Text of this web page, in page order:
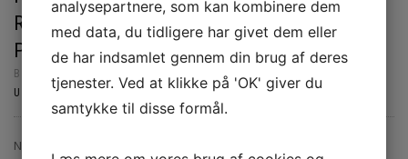
RENGØRING I NYKØBING FALSTER TIL
PRIVATE OG VIRKSOMHEDER
BY OKTOBER 8, 2025
UNCATEGORIZED
Når man søger professionel rengøring i Nykøbing Falster, er det
analysepartnere, som kan kombinere dem
med data, du tidligere har givet dem eller
de har indsamlet gennem din brug af deres
tjenester. Ved at klikke på 'OK' giver du
samtykke til disse formål.